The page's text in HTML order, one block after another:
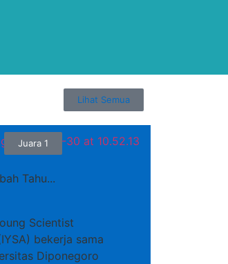
Lihat Semua
Juara 1
Tahu...
Scientist
bekerja sama
Diponegoro